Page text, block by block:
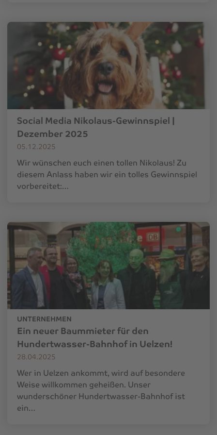
Social Media Nikolaus-Gewinnspiel |
Dezember 2025
05.12.2025
Wir wünschen euch einen tollen Nikolaus! Zu
diesem Anlass haben wir ein tolles Gewinnspiel
vorbereitet:…
UNTERNEHMEN
Ein neuer Baummieter für den
Hundertwasser-Bahnhof in Uelzen!
28.04.2025
Wer in Uelzen ankommt, wird auf besondere
Weise willkommen geheißen. Unser
wunderschöner Hundertwasser-Bahnhof ist
ein…